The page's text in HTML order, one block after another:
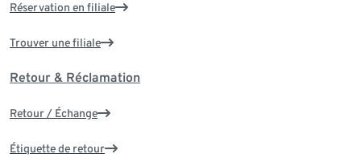
Réservation en filiale
Trouver une filiale
Retour & Réclamation
Retour / Échange
Étiquette de retour